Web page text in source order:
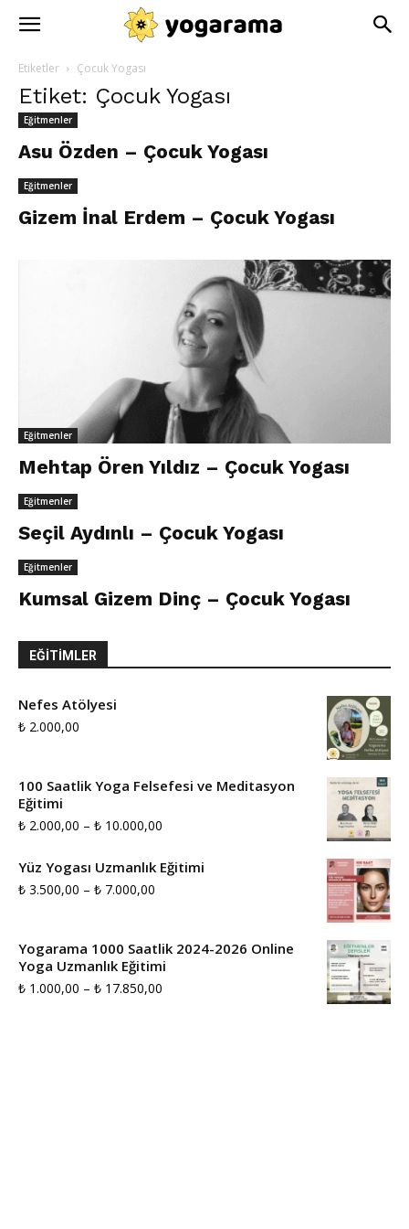
Etiketler Çocuk Yogası
Etiket: Çocuk Yogası
Eğitmenler
Asu Özden – Çocuk Yogası
Eğitmenler
Gizem İnal Erdem – Çocuk Yogası
Eğitmenler
Mehtap Ören Yıldız – Çocuk Yogası
Eğitmenler
Seçil Aydınlı – Çocuk Yogası
Eğitmenler
Kumsal Gizem Dinç – Çocuk Yogası
EĞITIMLER
Nefes Atölyesi
₺ 2.000,00
100 Saatlik Yoga Felsefesi ve Meditasyon
Eğitimi
₺ 2.000,00 – ₺ 10.000,00
₺ 2.000,00
Yüz Yogası Uzmanlık Eğitimi
₺ 3.500,00 – ₺ 7.000,00
₺ 3.500,00
-
₺ 7.000,00
Yogarama 1000 Saatlik 2024-2026 Online
Yoga Uzmanlık Eğitimi
₺ 1.000,00 – ₺ 17.850,00